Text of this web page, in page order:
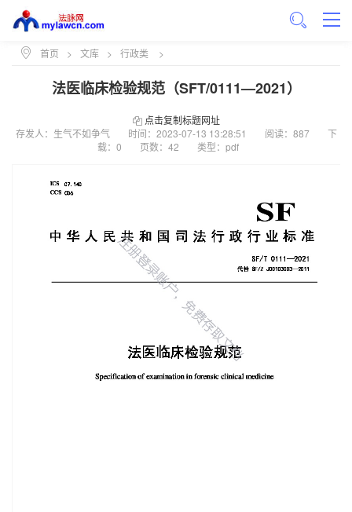
首页 > 文库 > 行政类 >
法医临床检验规范（SFT/0111—2021）
点击复制标题网址
存发人：生气不如争气
时间： 2023-07-13 13:28:51 阅读：887
下
载：0
页数：42 类型：pdf